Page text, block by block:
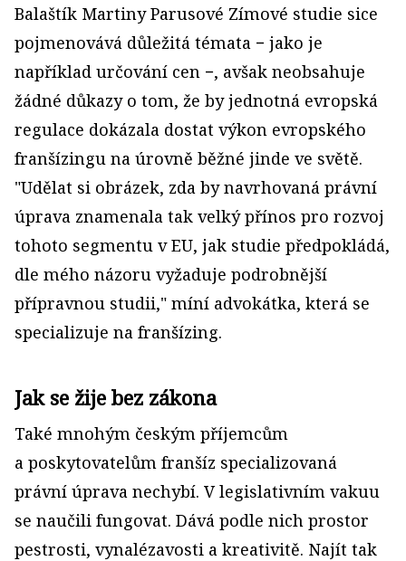
Balaštík Martiny Parusové Zímové studie sice
pojmenovává důležitá témata − jako je
například určování cen −, avšak neobsahuje
žádné důkazy o tom, že by jednotná evropská
regulace dokázala dostat výkon evropského
franšízingu na úrovně běžné jinde ve světě.
"Udělat si obrázek, zda by navrhovaná právní
úprava znamenala tak velký přínos pro rozvoj
tohoto segmentu v EU, jak studie předpokládá,
dle mého názoru vyžaduje podrobnější
přípravnou studii," míní advokátka, která se
specializuje na franšízing.
Jak se žije bez zákona
Také mnohým českým příjemcům
a poskytovatelům franšíz specializovaná
právní úprava nechybí. V legisla­tivním vakuu
se naučili fungovat. Dává podle nich prostor
pestrosti, vynalézavosti a kreativitě. Najít tak